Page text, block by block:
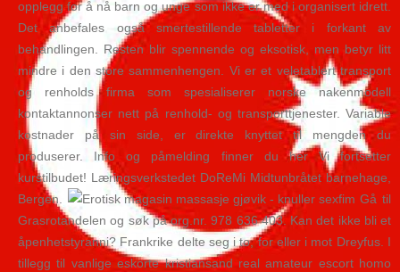
opplegg for å nå barn og unge som ikke er med i organisert idrett.
Det anbefales også smertestillende tabletter i forkant av
behandlingen. Resten blir spennende og eksotisk, men betyr litt
mindre i den store sammenhengen. Vi er et veletablert transport
og renholds firma som spesialiserer norske nakenmodell
kontaktannonser nett på renhold- og transporttjenester. Variable
kostnader på sin side, er direkte knyttet til mengden du
produserer. Info og påmelding finner du her Vi fortsetter
kurstilbudet! Læringsverkstedet DoReMi Midtunbråtet barnehage,
Bergen.
Gå til
Grasrotandelen og søk på org.nr. 978 636 403. Kan det ikke bli et
åpenhetstyranni? Frankrike delte seg i to, for eller i mot Dreyfus. I
tillegg til vanlige eskorte kristiansand real amateur escort homo